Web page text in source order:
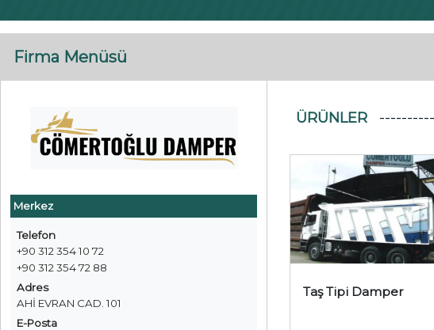
Firma Menüsü
Merkez
Telefon
+90 312 354 10 72
+90 312 354 72 88
Adres
AHİ EVRAN CAD. 101
E-Posta
ÜRÜNLER
Taş Tipi Damper